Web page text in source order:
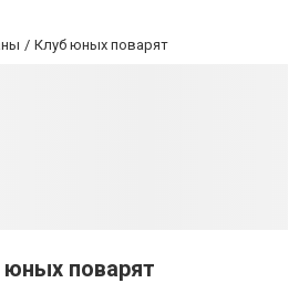
Клуб юных поварят
юных поварят